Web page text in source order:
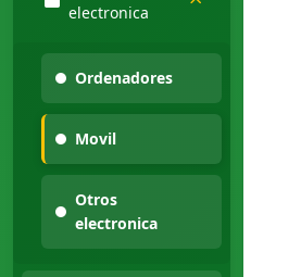
electronica
Ordenadores
Movil
Otros
electronica